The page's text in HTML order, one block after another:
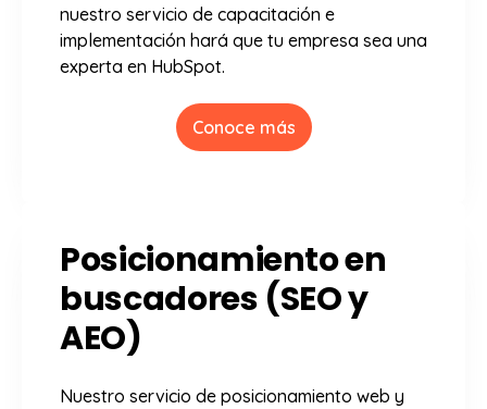
nuestro servicio de capacitación e
implementación hará que tu empresa sea una
experta en HubSpot.
Conoce más
Posicionamiento en
buscadores (SEO y
AEO)
Nuestro servicio de posicionamiento web y